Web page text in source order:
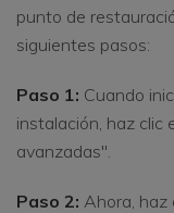
punto de
siguientes pasos:
Paso 1: Cuando
instalación, haz clic
avanzadas".
Paso 2: Ahora, haz